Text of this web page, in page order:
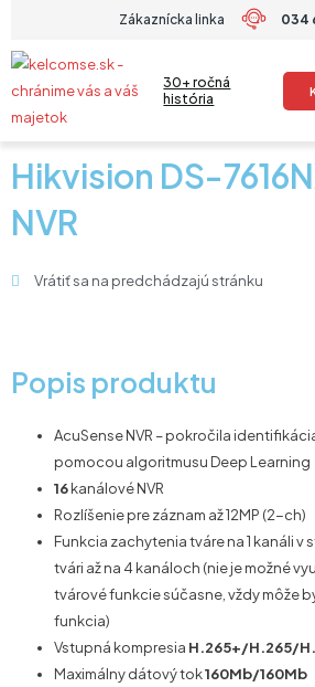
obsah
Zákaznícka linka 034
30+ ročná
história
Hikvision DS-
NVR
Vrátiť sa na predchádzajú stránku
Popis produktu
AcuSense NVR – pokročila
pomocou algoritmusu Deep Learning
16kanálové NVR
Rozlíšenie pre záznam až 12MP (2-ch)
Funkcia zachytenia tváre na 1 kanáli v
tvári až na 4 kanáloch (nie je možné
tvárové funkcie súčasne, vždy môže
funkcia)
Vstupná kompresia H.265+/H.265/
Maximálny dátový tok160Mb/160Mb